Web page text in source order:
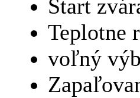
Štart
Teplotne
voľný